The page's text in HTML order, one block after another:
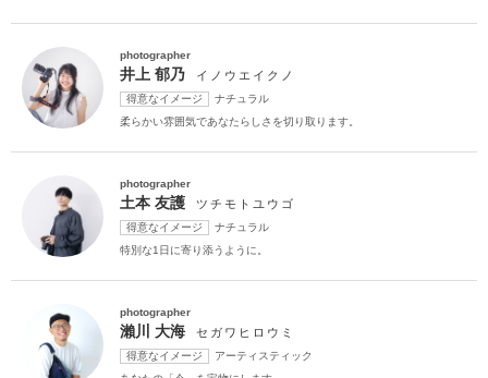
ペットと撮影 衣装追加無料
スタジオでの撮影 持ち込み衣装
人気スポットでの撮影 衣装の試着
マタニティフォト
ソロウエディング
家族・友人と撮影
豊富なドレス
photographer
井上 郁乃 イノウエイクノ
得意なイメージ
ナチュラル
柔らかい雰囲気であなたらしさを切り取ります。
photographer
土本 友護 ツチモトユウゴ
得意なイメージ
ナチュラル
特別な1日に寄り添うように。
photographer
瀨川 大海 セガワヒロウミ
得意なイメージ
アーティスティック